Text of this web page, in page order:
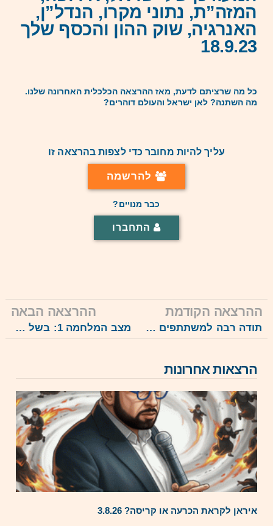
המזה”ת, נתוני מקרו, הנדל”ן,
האנרגיה, שוק ההון והכסף שלך
18.9.23
כל מה שרציתם לדעת, מאז ההרצאה הכלכלית האחרונה שלנו.
מה השתנה? לאן ישראל והעולם דוהרים?
עליך להיות מחובר כדי לצפות בהרצאה זו
להרשמה
כבר מנויים?
התחברו
ההרצאה הקודמת
תודה רבה למשתתפים הרבים בהרצאה: מלחמת האזרחים האינסופית ב”סוריה” ואנחנו, תמונת מצב עדכנית 3.9.23
ההרצאה הבאה
מצב המלחמה 1: בשל מצב החירום, ההרצאה החדשה על המלחמה ותוצאותיה, 8.10.23
הרצאות אחרונות
איראן לקראת הכרעה או קריסה? 3.8.26